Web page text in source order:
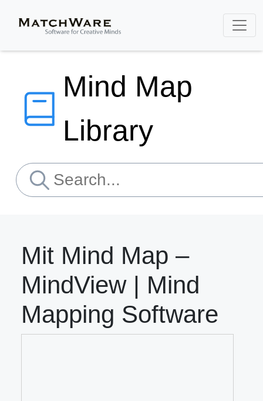
Mind Map
Library
Mit Mind Map –
MindView | Mind
Mapping Software